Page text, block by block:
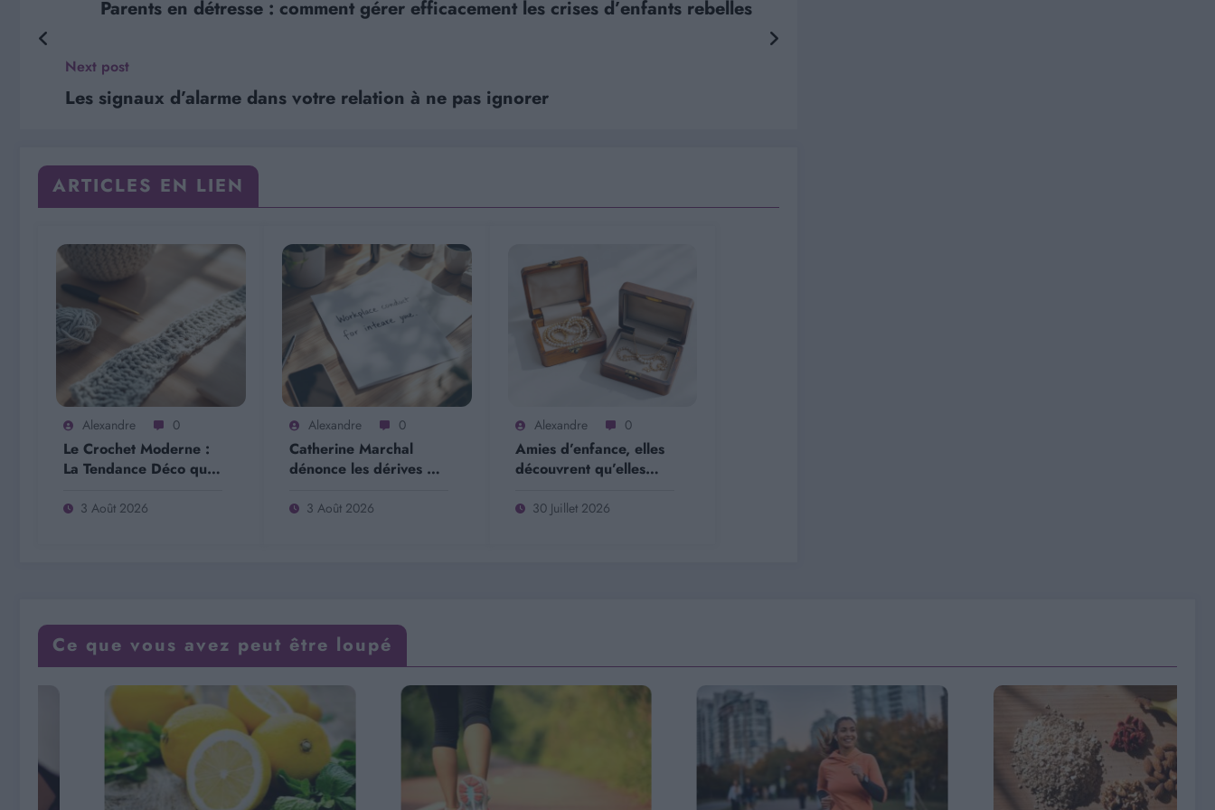
Parents en détresse : comment gérer efficacement les crises d’enfants rebelles
Next post
Les signaux d’alarme dans votre relation à ne pas ignorer
ARTICLES EN LIEN
Alexandre 0
Le Crochet Moderne :
La Tendance Déco qui
Intérieur
3 Août 2026
Alexandre 0
Catherine Marchal
dénonce les dérives du
3 Août 2026
Alexandre 0
Amies d’enfance, elles
découvrent qu’elles
30 Juillet 2026
Ce que vous avez peut être loupé